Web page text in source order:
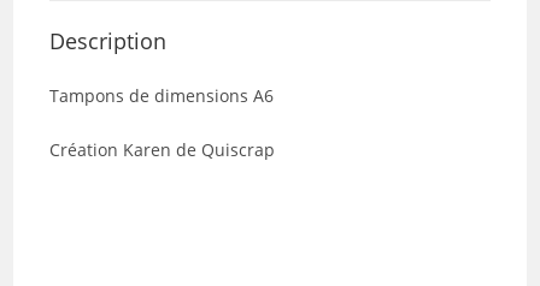
Description
Tampons de dimensions A6
Création Karen de Quiscrap